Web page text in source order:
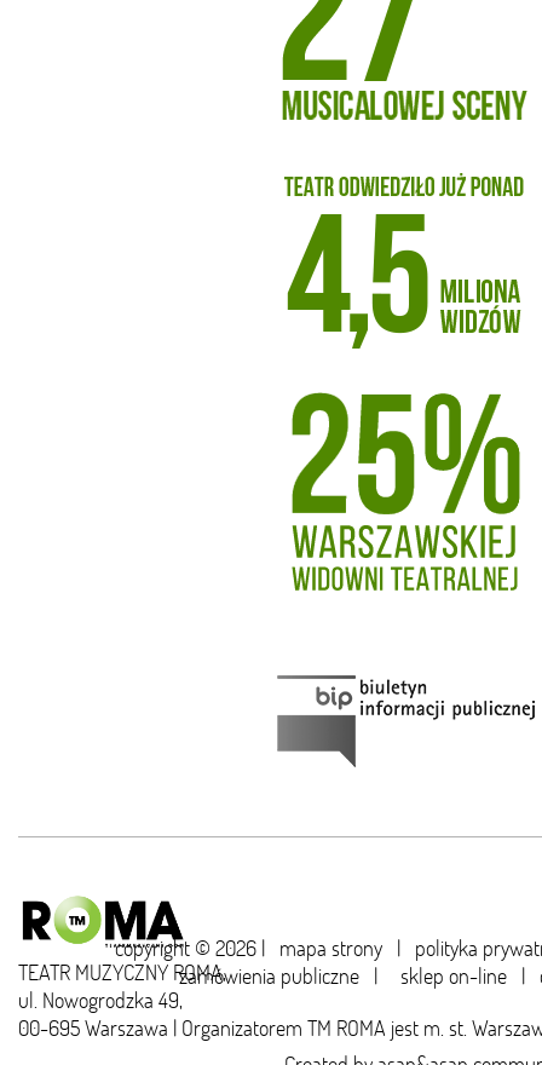
copyright © 2026 | mapa strony | polityka
zamówienia publiczne | sklep on-line |
TEATR MUZYCZNY ROMA,
ul. Nowogrodzka 49,
00-695 Warszawa | Organizatorem TM ROMA jest m. st.